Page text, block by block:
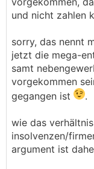
und nicht zahlen
sorry, das nennt
jetzt die mega-
samt
vorgekommen
gegangen ist
.
wie das
insolvenzen/
argument ist